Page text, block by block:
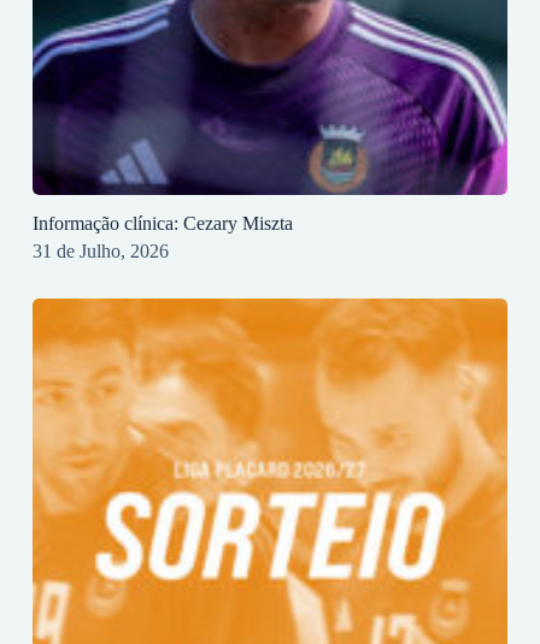
Informação clínica: Cezary Miszta
31 de Julho, 2026